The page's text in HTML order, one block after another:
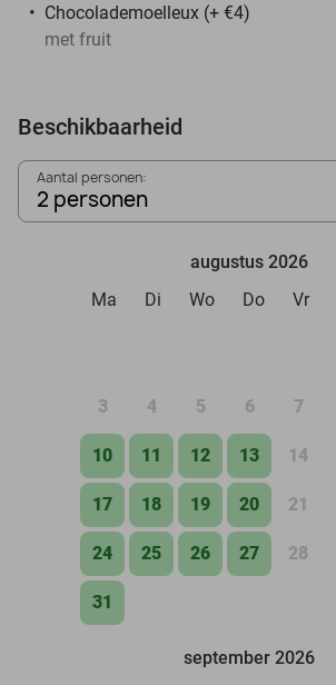
Chocolademoelleux (+ €4)
met fruit
Beschikbaarheid
Aantal personen:
2 personen
augustus 2026
Ma
Di Wo Do Vr
3 4 5 6 7
10 11 12 13 14
17 18 19 20 21
24 25 26 27 28
31
september 2026